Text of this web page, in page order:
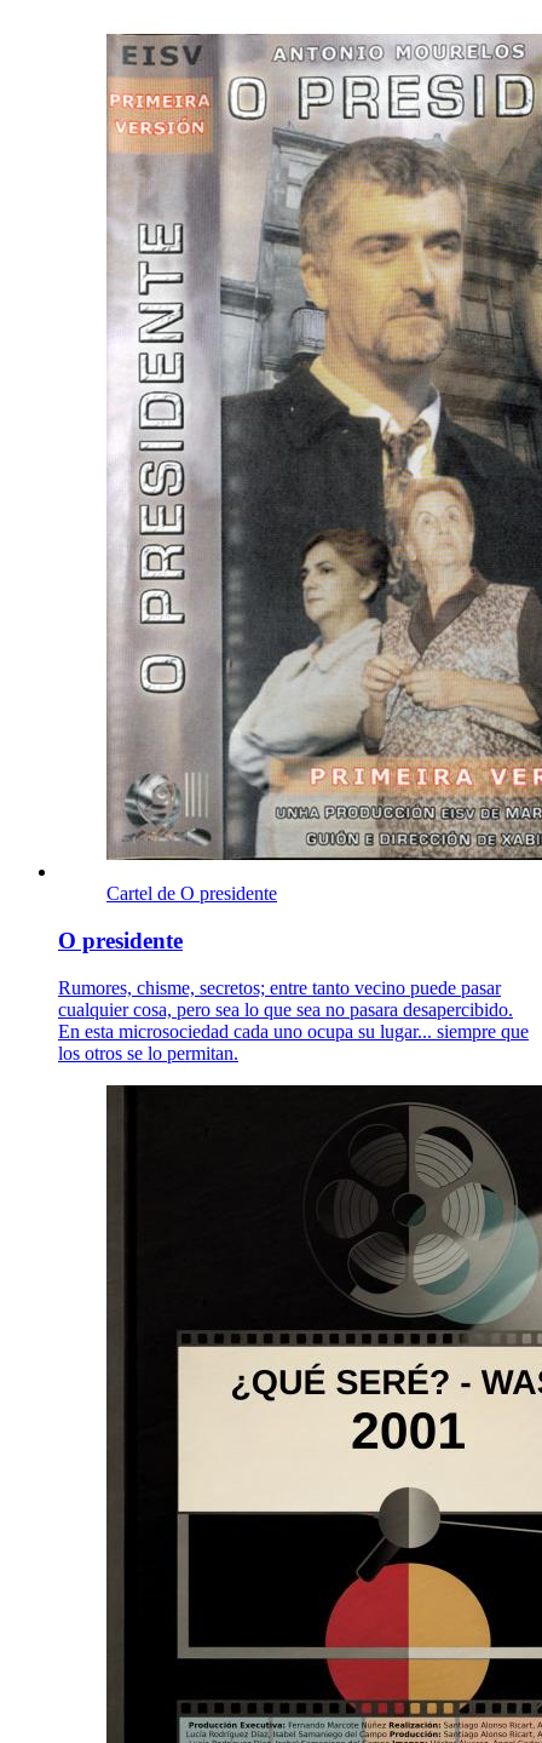
Cartel de O presidente
O presidente
Rumores, chisme, secretos; entre tanto vecino puede pasar
cualquier cosa, pero sea lo que sea no pasara desapercibido.
En esta microsociedad cada uno ocupa su lugar... siempre que
los otros se lo permitan.